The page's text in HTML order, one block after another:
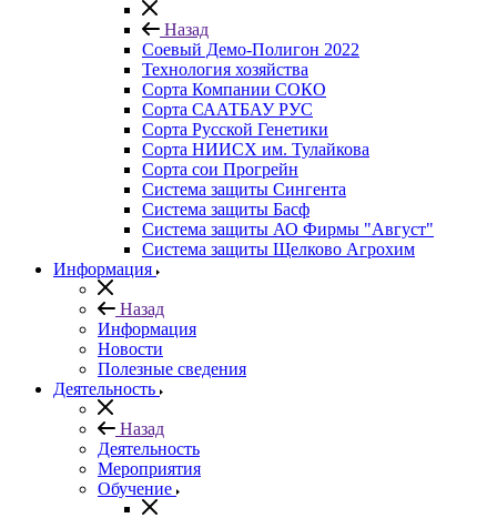
Назад
Соевый Демо-Полигон 2022
Технология хозяйства
Сорта Компании СОКО
Сорта СААТБАУ РУС
Сорта Русской Генетики
Сорта НИИСХ им. Тулайкова
Сорта сои Прогрейн
Система защиты Сингента
Система защиты Басф
Система защиты АО Фирмы "Август"
Система защиты Щелково Агрохим
Информация
Назад
Информация
Новости
Полезные сведения
Деятельность
Назад
Деятельность
Мероприятия
Обучение